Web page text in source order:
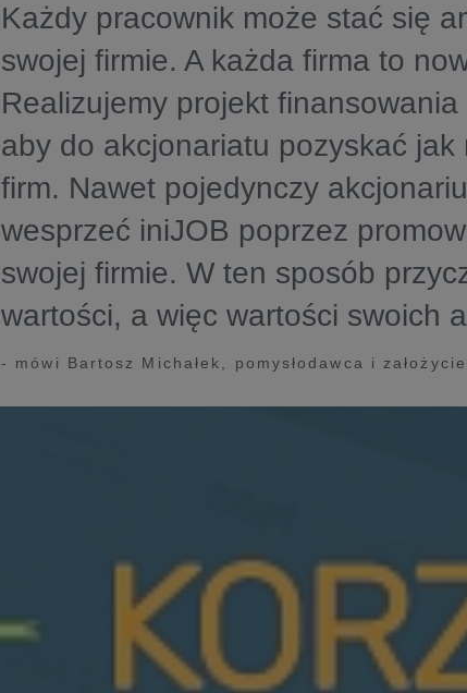
Każdy pracownik może stać się
swojej firmie. A każda firma to
Realizujemy projekt finansowania
aby do akcjonariatu pozyskać
firm. Nawet pojedynczy
wesprzeć iniJOB poprzez
swojej firmie. W ten sposób
wartości, a więc wartości swoich
- mówi Bartosz Michałek, pomysłodawca i